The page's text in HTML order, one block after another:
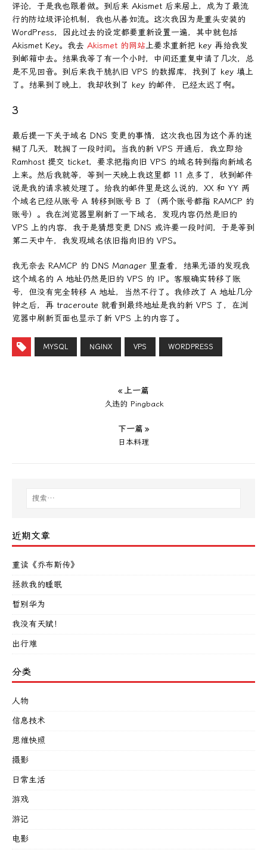
评论，于是我也跟着做。到后来 Akismet 后来居上，成为了最流
行的防垃圾评论机制，我也从善如流。这次我因为是重头安装的
WordPress，因此过去的设定都要重新设置一遍，其中就包括
Akismet Key。我去 Akismet 的网站上要求重新把 key 再给我发
到邮箱中去。结果我等了有一个小时，中间还重复申请了几次，总
是不见回音。到后来我干脆扒旧 VPS 的数据库，找到了 key 填上
了。结果到了晚上，我却收到了 key 的邮件，已经太迟了啊。
3
最后提一下关于域名 DNS 变更的事情，这次我也因为这个弄的迷
糊了几天，耽搁了一段时间。当我的新 VPS 开通后，我立即给
Ramhost 提交 ticket，要求把指向旧 VPS 的域名转到指向新域名
上来。然后我就等，等到一天晚上我这里都 11 点多了，收到邮件
说是我的请求被处理了。给我的邮件里是这么说的，XX 和 YY 两
个域名已经从账号 A 转移到账号 B 了（两个账号都指 RAMCP 的
账号）。我在浏览器里刷新了一下域名，发现内容仍然是旧的
VPS 上的内容，我于是猜想变更 DNS 或许要一段时间，于是等到
第二天中午，我发现域名依旧指向旧的 VPS。
我无奈去 RAMCP 的 DNS Manager 里查看，结果无语的发现我
这个域名的 A 地址仍然是旧的 VPS 的 IP。客服确实转移了账
号，但没有完全转移 A 地址，当然不行了。我修改了 A 地址几分
钟之后，再 traceroute 就看到最终地址是我的新 VPS 了，在浏
览器中刷新页面也显示了新 VPS 上的内容了。
MYSQL NGINX VPS WORDPRESS
« 上一篇
久违的 Pingback
下一篇 »
日本料理
近期文章
重读《乔布斯传》
拯救我的睡眠
暂别华为
我没有天赋！
出行难
分类
人物
信息技术
思维快照
摄影
日常生活
游戏
游记
电影